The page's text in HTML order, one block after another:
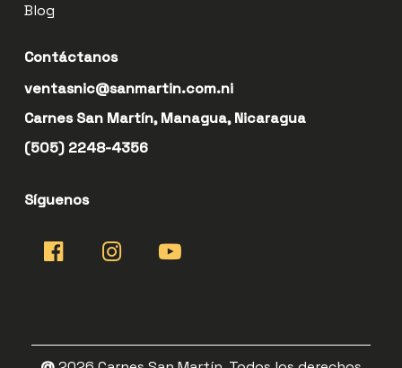
Blog
Contáctanos
ventasnic@sanmartin.com.ni
Carnes San Martín, Managua, Nicaragua
(505) 2248-4356
Síguenos